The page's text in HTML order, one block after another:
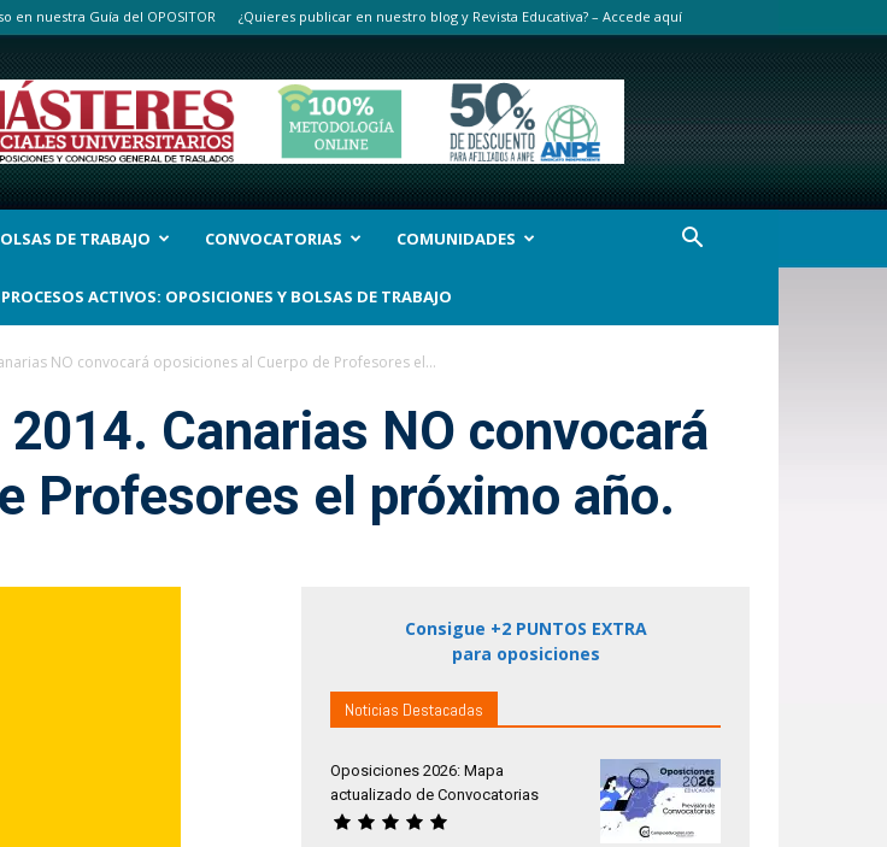
en nuestra Guía del OPOSITOR ¿Quieres publicar en nuestro blog y Revista Educativa? – Accede aquí
DE TRABAJO CONVOCATORIAS COMUNIDADES
PROCESOS ACTIVOS: OPOSICIONES Y BOLSAS DE TRABAJO
NO convocará oposiciones al Cuerpo de Profesores el...
Canarias NO convocará
Profesores el próximo año.
Consigue +2 PUNTOS EXTRA
para oposiciones
Noticias Destacadas
Oposiciones 2026: Mapa
actualizado de Convocatorias